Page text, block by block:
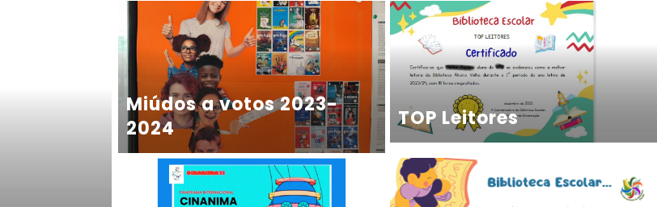
Miúdos a votos 2023-
2024
TOP Leitores